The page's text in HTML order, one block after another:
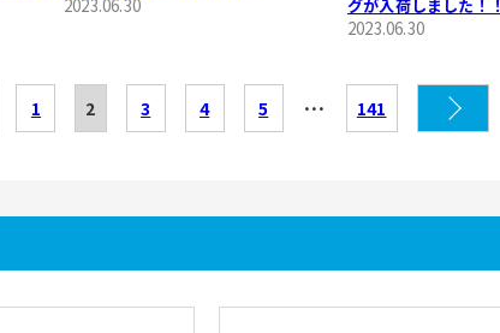
2023.06.30
グが入荷しました！！
2023.06.30
1 2 3 4 5 … 141